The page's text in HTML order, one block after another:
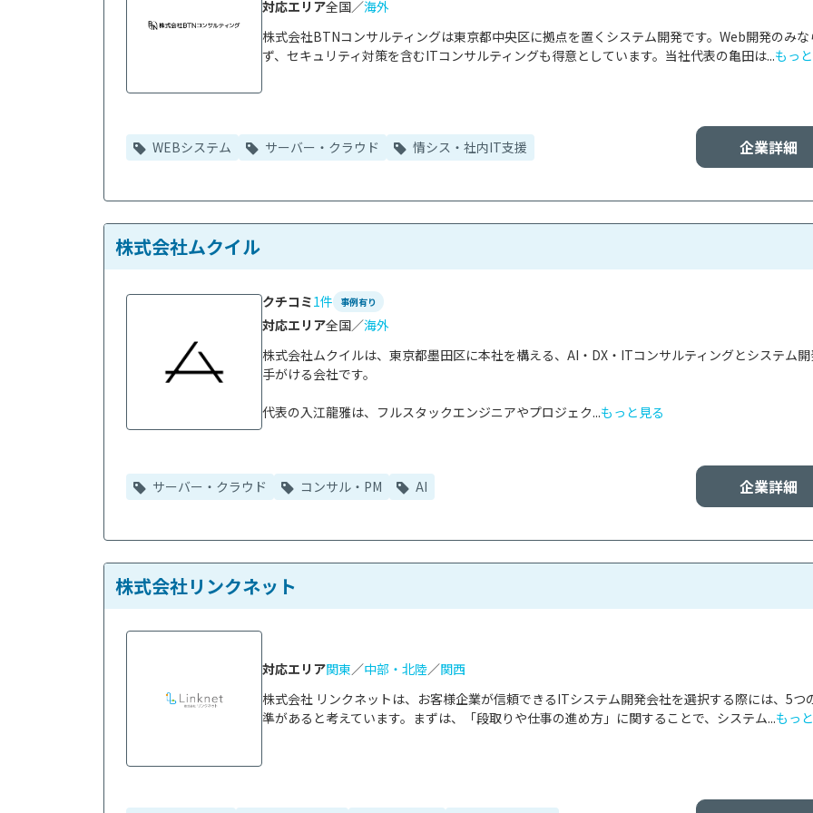
株式会社BTNコンサルティングは東京都中央区に拠点を置くシステム開発です。Web開発のみな
ず、セキュリティ対策を含むITコンサルティングも得意としています。当社代表の亀田は...もっ
対応エリア全国／海外
企業詳細
WEBシステム サーバー・クラウド 情シス・社内IT支援
株式会社ムクイル
株式会社ムクイルは、東京都墨田区に本社を構える、AI・DX・ITコンサルティングとシステム開
手がける会社です。
代表の入江龍雅は、フルスタックエンジニアやプロジェク...もっと見る
クチコミ1件 事例有り
対応エリア全国／海外
企業詳細
サーバー・クラウド コンサル・PM AI
株式会社リンクネット
株式会社 リンクネットは、お客様企業が信頼できるITシステム開発会社を選択する際には、5つ
準があると考えています。まずは、「段取りや仕事の進め方」に関することで、システム...もっ
対応エリア関東／中部・北陸／関西